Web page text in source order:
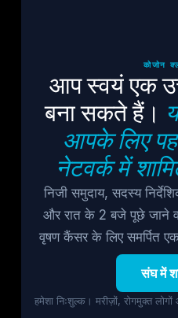
कोजोन
आप स्वयं एक
बना सकते हैं।
आपके लिए
नेटवर्क में
निजी समुदाय, सदस्य
और रात के 2 बजे पूछे जाने
वृषण कैंसर के लिए समर्पित
संघ में
हमेशा निःशुल्क। मरीज़ों, रोगमुक्त